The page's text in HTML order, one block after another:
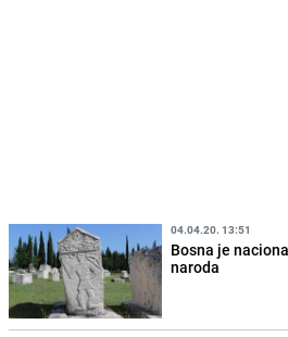
04.04.20. 13:51
Bosna je
naroda